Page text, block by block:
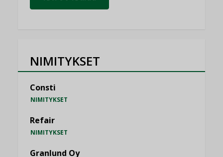
NIMITYKSET
Consti
NIMITYKSET
Refair
NIMITYKSET
Granlund Oy